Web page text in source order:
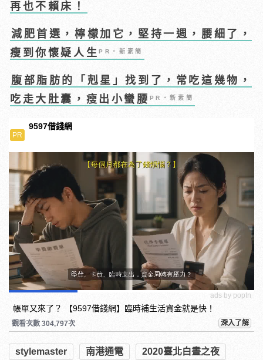
再也不賴床！
減肥首選，檸檬加它，堅持一週，腰細了，
瘦到你懷疑人生PR・新素簡
腹部脂肪的「剋星」找到了，常吃這幾物，
吃走大肚囊，瘦出小蠻腰 PR・新素簡
PR
9597借錢網
ads by popIn
帳單又來了？ 【9597借錢網】臨時補生活資金就是快！
觀看次數 304,797次 深入了解
stylemaster 南港通電 2020臺北白晝之夜